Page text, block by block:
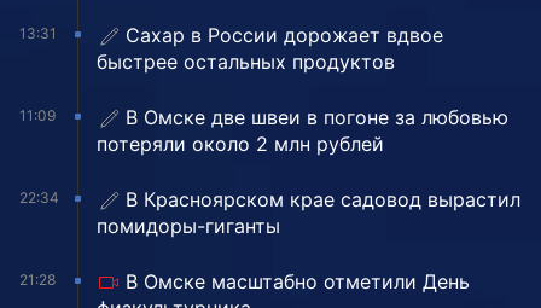
13:31
Сахар в России дорожает вдвое
быстрее остальных продуктов
11:09
В Омске две швеи в погоне за любовью
потеряли около 2 млн рублей
22:34
В Красноярском крае садовод вырастил
помидоры-гиганты
21:28
В Омске масштабно отметили День